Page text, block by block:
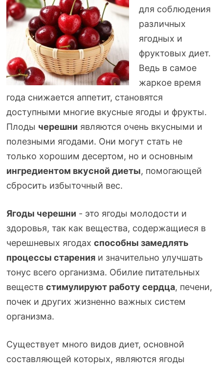
для соблюдения
различных
ягодных и
фруктовых диет.
Ведь в самое
жаркое время
года снижается аппетит, становятся
доступными многие вкусные ягоды и фрукты.
Плоды черешни являются очень вкусными и
полезными ягодами. Они могут стать не
только хорошим десертом, но и основным
ингредиентом вкусной диеты, помогающей
сбросить избыточный вес.
Ягоды черешни - это ягоды молодости и
здоровья, так как вещества, содержащиеся в
черешневых ягодах способны замедлять
процессы старенияи значительно улучшать
тонус всего организма. Обилие питательных
веществ стимулируют работу сердца, печени,
почек и других жизненно важных систем
организма.
Существует много видов диет, основной
составляющей которых, являются ягоды